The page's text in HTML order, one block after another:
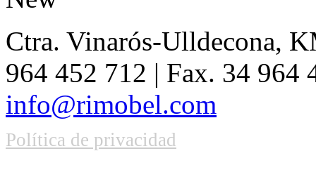
Ctra. Vinarós-Ulldecona,
964 452 712 | Fax. 34
info@rimobel.com
Política de privacidad